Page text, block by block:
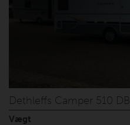
Dethleffs Camper 510 DB
Vægt